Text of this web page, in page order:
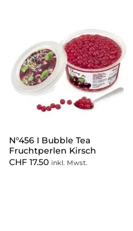
N°456 I Bubble Tea
Fruchtperlen Kirsch
CHF17.50 inkl. Mwst.